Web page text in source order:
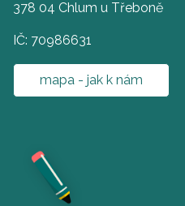
378 04 Chlum u Třeboně
IČ: 70986631
mapa - jak k nám